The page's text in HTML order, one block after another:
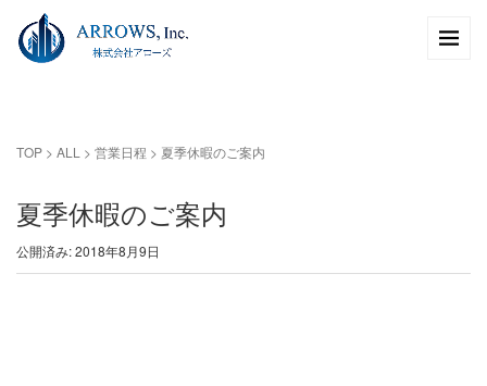
TOP > ALL > 営業日程 > 夏季休暇のご案内
夏季休暇のご案内
公開済み: 2018年8月9日